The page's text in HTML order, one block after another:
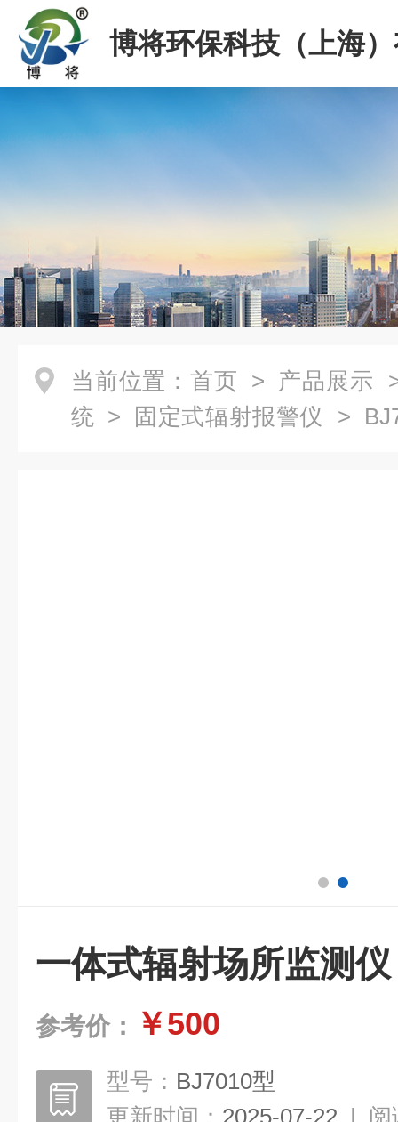
博将环保科技（上海
司
当前位置： 首页 > 产品展示
统 > 固定式辐射报警仪 >
一体式辐射场所监测仪
参考价： ￥500
型号： BJ7010型
更新时间： 2025-07-22 | 阅